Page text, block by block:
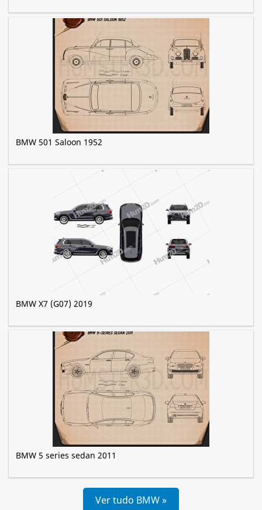
BMW 501 Saloon 1952
BMW X7 (G07) 2019
BMW 5 series sedan 2011
Ver tudo BMW »